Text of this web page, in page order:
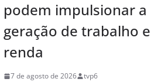
podem impulsionar a
geração de trabalho e
renda
7 de agosto de 2026 tvp6